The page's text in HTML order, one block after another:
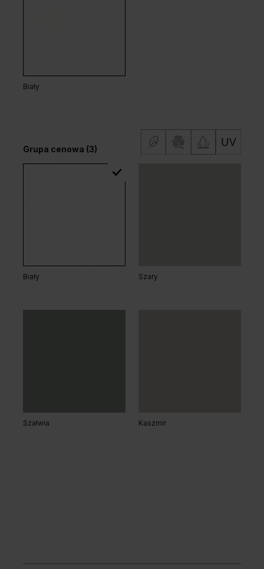
Biały
Grupa cenowa (3)
Biały Szary
Szałwia Kaszmir